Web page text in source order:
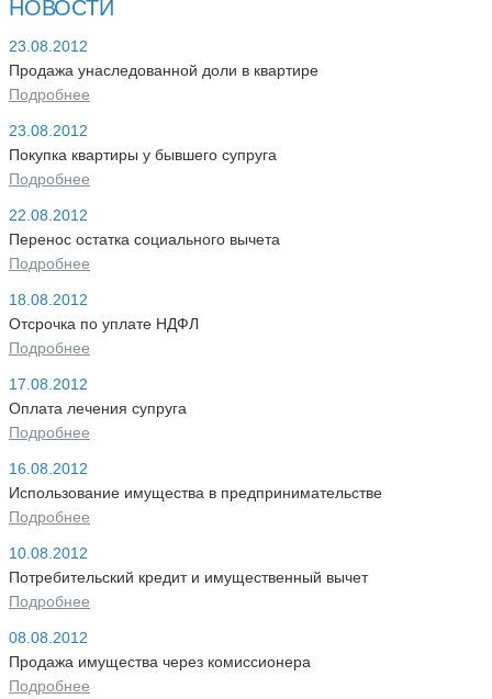
НОВОСТИ
23.08.2012
Продажа унаследованной доли в квартире
Подробнее
23.08.2012
Покупка квартиры у бывшего супруга
Подробнее
22.08.2012
Перенос остатка социального вычета
Подробнее
18.08.2012
Отсрочка по уплате НДФЛ
Подробнее
17.08.2012
Оплата лечения супруга
Подробнее
16.08.2012
Использование имущества в предпринимательстве
Подробнее
10.08.2012
Потребительский кредит и имущественный вычет
Подробнее
08.08.2012
Продажа имущества через комиссионера
Подробнее